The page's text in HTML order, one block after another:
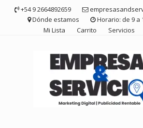
contenido
+54 9 2664892659
Dónde estamos
Horario: de 9 a
Mi Lista
Carrito Servicios